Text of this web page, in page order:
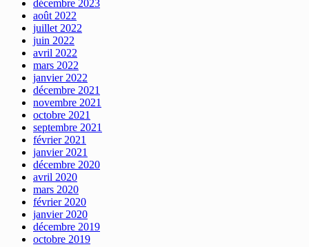
décembre 2023
août 2022
juillet 2022
juin 2022
avril 2022
mars 2022
janvier 2022
décembre 2021
novembre 2021
octobre 2021
septembre 2021
février 2021
janvier 2021
décembre 2020
avril 2020
mars 2020
février 2020
janvier 2020
décembre 2019
octobre 2019